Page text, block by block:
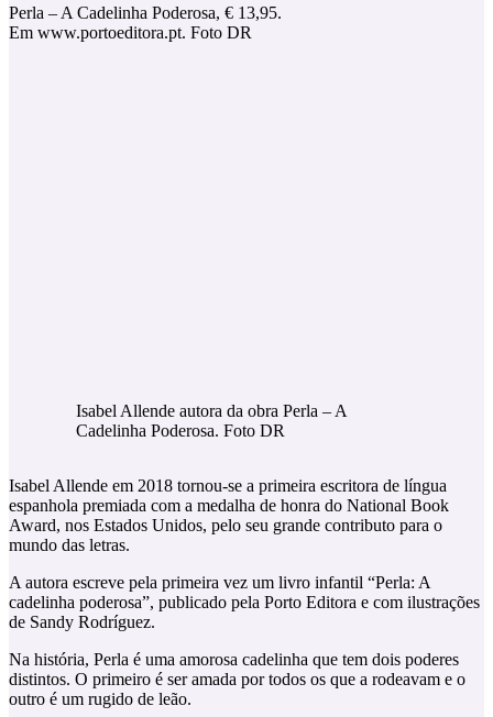
Perla – A Cadelinha Poderosa, € 13,95.
Em www.portoeditora.pt. Foto DR
Isabel Allende autora da obra Perla – A
Cadelinha Poderosa. Foto DR
Isabel Allende em 2018 tornou-se a primeira escritora de língua
espanhola premiada com a medalha de honra do National Book
Award, nos Estados Unidos, pelo seu grande contributo para o
mundo das letras.
A autora escreve pela primeira vez um livro infantil “Perla: A
cadelinha poderosa”, publicado pela Porto Editora e com ilustrações
de Sandy Rodríguez.
Na história, Perla é uma amorosa cadelinha que tem dois poderes
distintos. O primeiro é ser amada por todos os que a rodeavam e o
outro é um rugido de leão.